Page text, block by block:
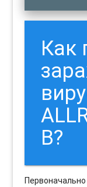
Как
B?